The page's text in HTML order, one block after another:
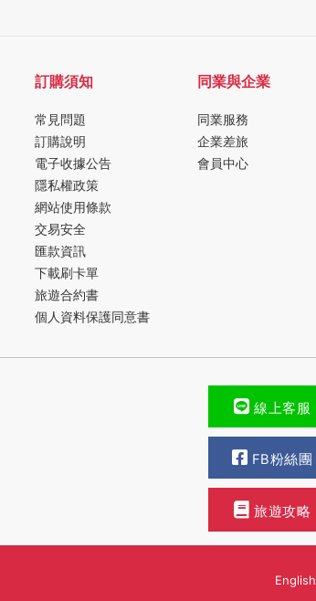
訂購須知
常見問題
訂購說明
電子收據公告
隱私權政策
網站使用條款
交易安全
匯款資訊
下載刷卡單
旅遊合約書
個人資料保護同意書
同業與企業
同業服務
企業差旅
會員中心
線上客服
FB粉絲團
旅遊攻略
English